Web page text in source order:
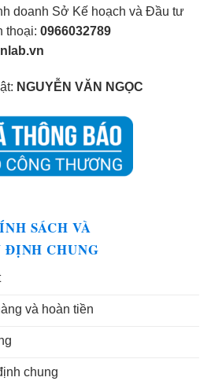
doanh Sở Kế hoạch và Đầu tư
thoại: 0966032789
NGUYỄN VĂN NGỌC
SÁCH VÀ
ĐỊNH CHUNG
và hoàn tiền
chung